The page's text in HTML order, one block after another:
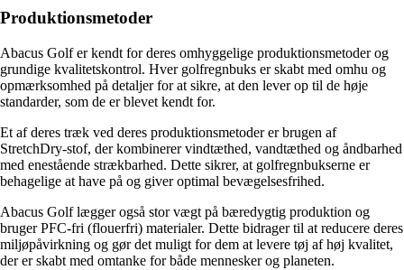
Produktionsmetoder
Abacus Golf er kendt for deres omhyggelige produktionsmetoder og
grundige kvalitetskontrol. Hver golfregnbuks er skabt med omhu og
opmærksomhed på detaljer for at sikre, at den lever op til de høje
standarder, som de er blevet kendt for.
Et af deres træk ved deres produktionsmetoder er brugen af ​​
StretchDry-stof, der kombinerer vindtæthed, vandtæthed og åndbarhed
med enestående strækbarhed. Dette sikrer, at golfregnbukserne er
behagelige at have på og giver optimal bevægelsesfrihed.
Abacus Golf lægger også stor vægt på bæredygtig produktion og
bruger PFC-fri (flouerfri) materialer. Dette bidrager til at reducere deres
miljøpåvirkning og gør det muligt for dem at levere tøj af høj kvalitet,
der er skabt med omtanke for både mennesker og planeten.